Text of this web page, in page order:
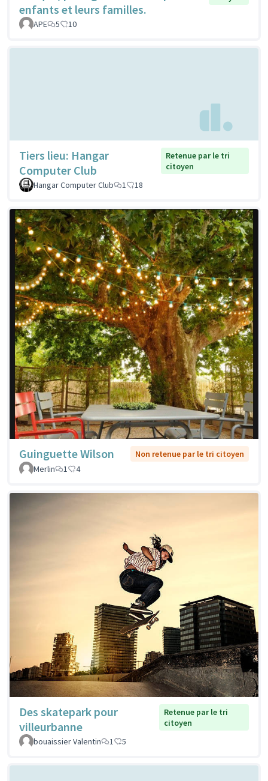
enfants et leurs familles.
APE 5 10
Tiers lieu: Hangar
Computer Club
Retenue par le tri
citoyen
Hangar Computer Club
1 18
Guinguette Wilson
Non retenue par le tri citoyen
Merlin
1 4
Des skatepark pour
villeurbanne
Retenue par le tri
citoyen
bouaissier Valentin
1 5